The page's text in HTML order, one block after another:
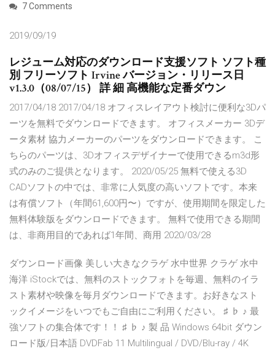
7 Comments
2019/09/19
レジューム対応のダウンロード支援ソフト ソフト種
別 フリーソフト Irvine バージョン・リリース日
v1.3.0（08/07/15） 詳 細 高機能な定番ダウン
2017/04/18 2017/04/18 オフィスレイアウト検討に便利な3Dパ
ーツを無料でダウンロードできます。 オフィスメーカー 3Dデ
ータ素材 協力メーカーのパーツをダウンロードできます。 こ
ちらのパーツは、3Dオフィスデザイナーで使用できるm3d形
式のみのご提供となります。 2020/05/25 無料で使える3D
CADソフトの中では、非常に人気度の高いソフトです。本来
は有償ソフト（年間61,600円〜）ですが、使用期間を限定した
無料体験版をダウンロードできます。 無料で使用できる期間
は、非商用目的であれば1年間、商用 2020/03/28
ダウンロード画像 美しい大きなクラゲ 水中世界 クラゲ 水中
海洋 iStockでは、無料のストックフォトを毎週、無料のイラ
スト素材や映像を毎月ダウンロードできます。お好きなスト
ックイメージをいつでもご自由にご利用ください。 ♯ ♭ ♪ 最
強ソフトの集合体です！！ ♯ ♭ ♪ 製 品 Windows 64bit ダウン
ロード版/日本語 DVDFab 11 Multilingual / DVD/Blu-ray / 4K